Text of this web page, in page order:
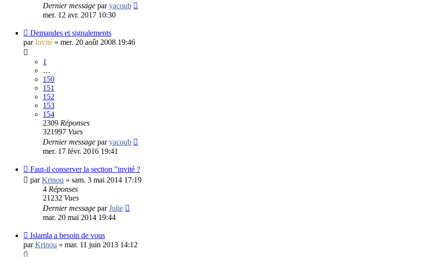
Dernier message paryacoub
mer. 12 avr. 2017 10:30
Demandes et signalements
parInvité » mer. 20 août 2008 19:46
1
…
150
151
152
153
154
2309 Réponses
321997 Vues
Dernier message paryacoub
mer. 17 févr. 2016 19:41
Faut-il conserver la section "invité ?
parKrinou » sam. 3 mai 2014 17:19
4 Réponses
21232 Vues
Dernier message parJulie
mar. 20 mai 2014 19:44
Islamla a besoin de vous
parKrinou » mar. 11 juin 2013 14:12